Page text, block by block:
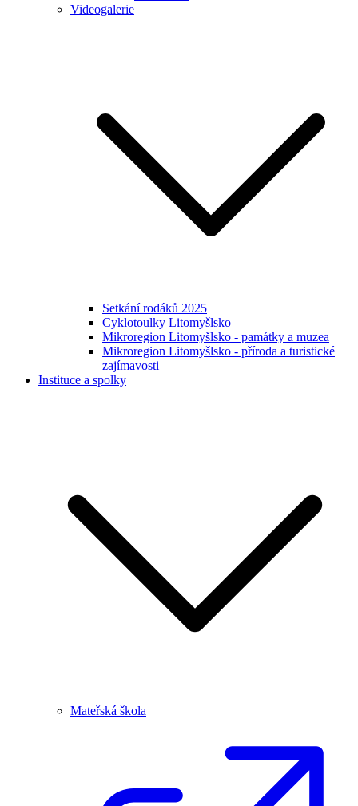
Videogalerie
Setkání rodáků 2025
Cyklotoulky Litomyšlsko
Mikroregion Litomyšlsko - památky a muzea
Mikroregion Litomyšlsko - příroda a turistické
zajímavosti
Instituce a spolky
Mateřská škola